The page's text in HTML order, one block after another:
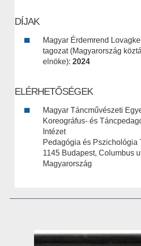
DÍJAK
Magyar Érdemrend
tagozat (Magyarország
elnöke): 2024
ELÉRHETŐSÉGEK
Magyar Táncművészeti
Koreográfus- és
Intézet
Pedagógia és Pszichológia
1145 Budapest, Columbus
Magyarország